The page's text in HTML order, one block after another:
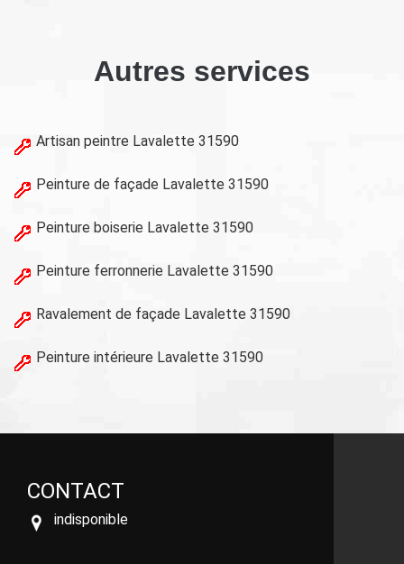
Autres services
Artisan peintre Lavalette 31590
Peinture de façade Lavalette 31590
Peinture boiserie Lavalette 31590
Peinture ferronnerie Lavalette 31590
Ravalement de façade Lavalette 31590
Peinture intérieure Lavalette 31590
CONTACT
indisponible